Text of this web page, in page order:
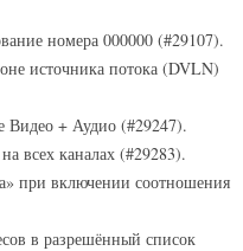
номера 000000 (#29107).
источника потока (DVLN)
Видео + Аудио (#29247).
всех каналах (#29283).
при включении соотношения
в разрешённый список